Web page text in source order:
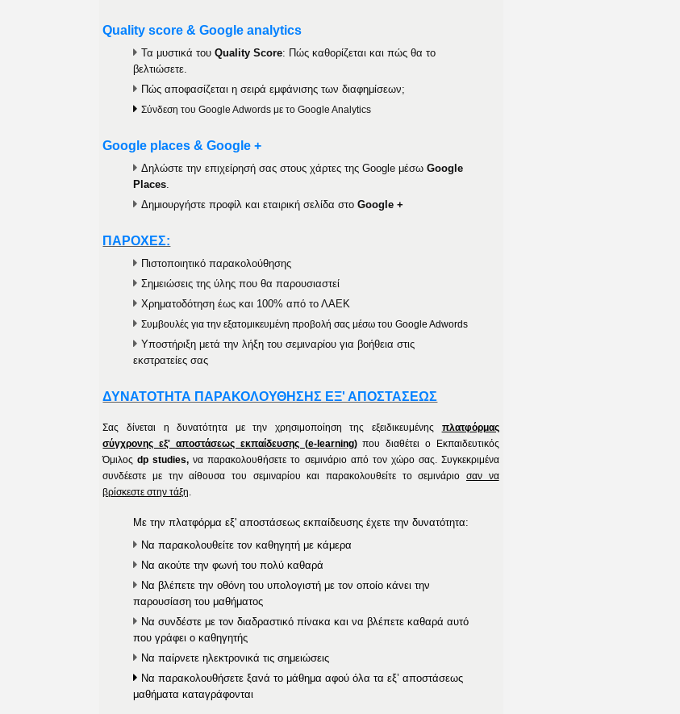
Quality score & Google analytics
Τα μυστικά του Quality Score: Πώς καθορίζεται και πώς θα το
βελτιώσετε.
Πώς αποφασίζεται η σειρά εμφάνισης των διαφημίσεων;
Σύνδεση του Google Adwords με το Google Analytics
Google places & Google +
Δηλώστε την επιχείρησή σας στους χάρτες της Google μέσω Google
Places.
Δημιουργήστε προφίλ και εταιρική σελίδα στο Google +
ΠΑΡΟΧΕΣ:
Πιστοποιητικό παρακολούθησης
Σημειώσεις της ύλης που θα παρουσιαστεί
Χρηματοδότηση έως και 100% από το ΛΑΕΚ
Συμβουλές για την εξατομικευμένη προβολή σας μέσω του Google Adwords
Υποστήριξη μετά την λήξη του σεμιναρίου για βοήθεια στις
εκστρατείες σας
ΔΥΝΑΤΟΤΗΤΑ ΠΑΡΑΚΟΛΟΥΘΗΣΗΣ ΕΞ' ΑΠΟΣΤΑΣΕΩΣ
Σας δίνεται η δυνατότητα με την χρησιμοποίηση της εξειδικευμένης πλατφόρμας
σύγχρονης εξ' αποστάσεως εκπαίδευσης (e-l earning)που διαθέτει ο Εκπαιδευτικός
Όμιλοςdp studies, να παρακολουθήσετε το σεμινάριο από τον χώρο σας. Συγκεκριμένα
συνδέεστε με την αίθουσα του σεμιναρίου και παρακολουθείτε το σεμινάριο σαν να
βρίσκεστε στην τάξη.
Με την πλατφόρμα εξ' αποστάσεως εκπαίδευσης έχετε την δυνατότητα:
Να παρακολουθείτε τον καθηγητή με κάμερα
Να ακούτε την φωνή του πολύ καθαρά
Να βλέπετε την οθόνη του υπολογιστή με τον οποίο κάνει την
παρουσίαση του μαθήματος
Να συνδέστε με τον διαδραστικό πίνακα και να βλέπετε καθαρά αυτό
που γράφει ο καθηγητής
Να παίρνετε ηλεκτρονικά τις σημειώσεις
Να παρακολουθήσετε ξανά το μάθημα αφού όλα τα εξ’ αποστάσεως
μαθήματα καταγράφονται